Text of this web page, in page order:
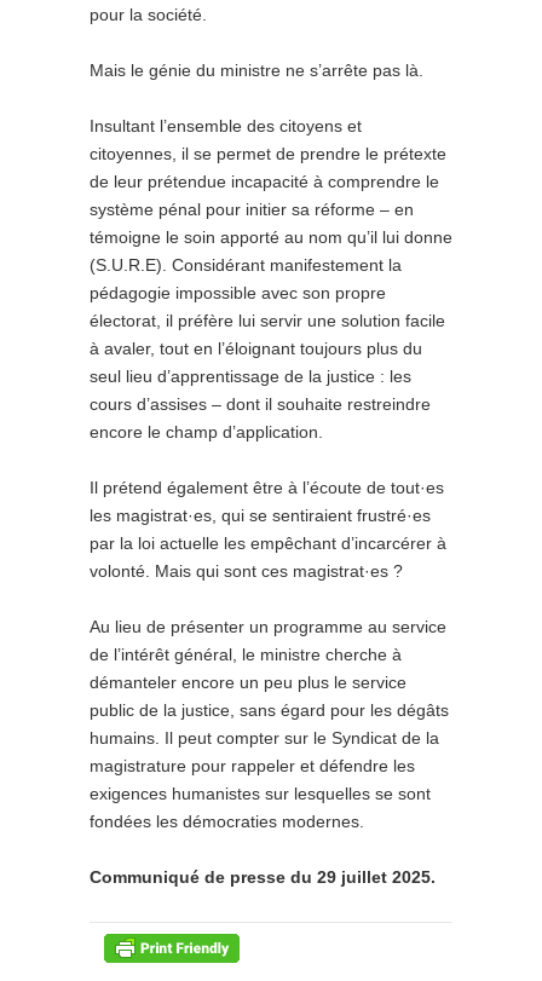
pour la société.
Mais le génie du ministre ne s’arrête pas là.
Insultant l’ensemble des citoyens et
citoyennes, il se permet de prendre le prétexte
de leur prétendue incapacité à comprendre le
système pénal pour initier sa réforme – en
témoigne le soin apporté au nom qu’il lui donne
(S.U.R.E). Considérant manifestement la
pédagogie impossible avec son propre
électorat, il préfère lui servir une solution facile
à avaler, tout en l’éloignant toujours plus du
seul lieu d’apprentissage de la justice : les
cours d’assises – dont il souhaite restreindre
encore le champ d’application.
Il prétend également être à l’écoute de tout·es
les magistrat·es, qui se sentiraient frustré·es
par la loi actuelle les empêchant d’incarcérer à
volonté. Mais qui sont ces magistrat·es ?
Au lieu de présenter un programme au service
de l’intérêt général, le ministre cherche à
démanteler encore un peu plus le service
public de la justice, sans égard pour les dégâts
humains. Il peut compter sur le Syndicat de la
magistrature pour rappeler et défendre les
exigences humanistes sur lesquelles se sont
fondées les démocraties modernes.
Communiqué de presse du 29 juillet 2025.